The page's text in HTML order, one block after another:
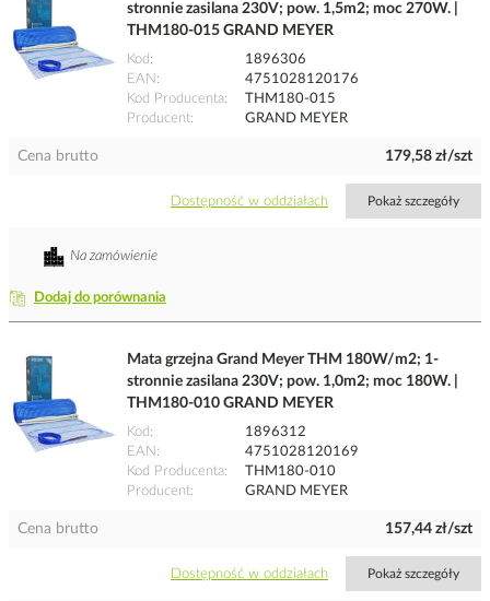
stronnie zasilana 230V; pow. 1,5m2; moc 270W. |
THM180-015 GRAND MEYER
Kod
1896306
EAN
4751028120176
Kod Producenta
THM180-015
Producent
GRAND MEYER
Cena brutto 179,58 zł/szt
Dostępność w oddziałach Pokaż szczegóły
Dodaj do porównania
Na zamówienie
Mata grzejna Grand Meyer THM 180W/m2; 1-
stronnie zasilana 230V; pow. 1,0m2; moc 180W. |
THM180-010 GRAND MEYER
Kod
1896312
EAN
4751028120169
Kod Producenta
THM180-010
Producent
GRAND MEYER
Cena brutto 157,44 zł/szt
Dostępność w oddziałach Pokaż szczegóły